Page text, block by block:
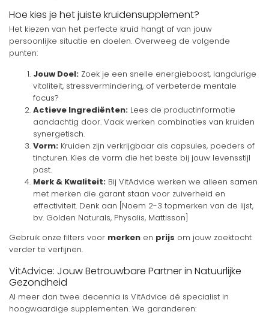
Hoe kies je het juiste kruidensupplement?
Het kiezen van het perfecte kruid hangt af van jouw
persoonlijke situatie en doelen. Overweeg de volgende
punten:
Jouw Doel: Zoek je een snelle energieboost, langdurige
vitaliteit, stressvermindering, of verbeterde mentale
focus?
Actieve Ingrediënten: Lees de productinformatie
aandachtig door. Vaak werken combinaties van kruiden
synergetisch.
Vorm: Kruiden zijn verkrijgbaar als capsules, poeders of
tincturen. Kies de vorm die het beste bij jouw levensstijl
past.
Merk & Kwaliteit: Bij VitAdvice werken we alleen samen
met merken die garant staan voor zuiverheid en
effectiviteit. Denk aan [Noem 2-3 topmerken van de lijst,
bv. Golden Naturals, Physalis, Mattisson]
Gebruik onze filters voor merken en prijs om jouw zoektocht
verder te verfijnen.
VitAdvice: Jouw Betrouwbare Partner in Natuurlijke
Gezondheid
Al meer dan twee decennia is VitAdvice dé specialist in
hoogwaardige supplementen. We garanderen: